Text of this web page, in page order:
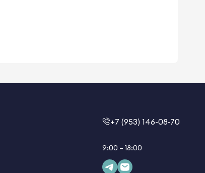
+7 (953) 146-08-70
9:00 – 18:00